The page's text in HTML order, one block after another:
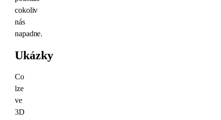
cokoliv
nás
napadne.
Ukázky
Co
lze
ve
3D